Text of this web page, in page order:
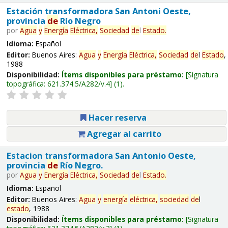
Estación transformadora San Antoni Oeste,
provincia deRío Negro
por Agua y Energía Eléctrica, Sociedad del Estado.
Idioma: Español
Editor: Buenos Aires: Agua y Energía Eléctrica, Sociedad del Estado,
1988
Disponibilidad: Ítems disponibles para préstamo: Signatura
topográfica: 621.374.5/A282/v.4 (1).
Hacer reserva
Agregar al carrito
Estacion transformadora San Antonio Oeste,
provincia deRío Negro.
por Agua y Energía Eléctrica, Sociedad del Estado.
Idioma: Español
Editor: Buenos Aires: Agua y energía eléctrica, sociedad del
estado, 1988
Disponibilidad: Ítems disponibles para préstamo: Signatura